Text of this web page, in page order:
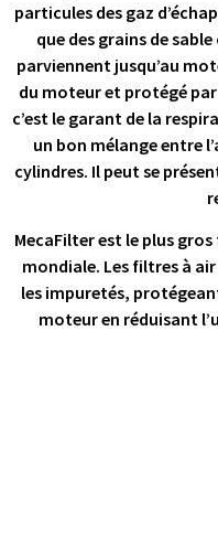
particules des gaz
que des grains de
parviennent jusqu’au
du moteur et protégé
c’est le garant de la
un bon mélange entre
cylindres. Il peut se
MecaFilter est le plus
mondiale. Les filtres à
les impuretés,
moteur en réduisant